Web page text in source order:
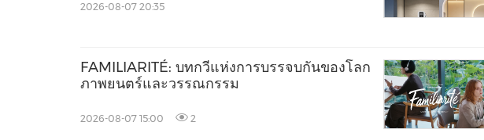
2026-08-07 20:35
FAMILIARITÉ: บทกวีแห่งการบรรจบกันของโลก
ภาพยนตร์และวรรณกรรม
2026-08-07 15:00 2